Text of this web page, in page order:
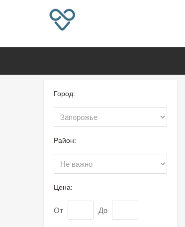
Город:
Район:
Цена:
От До